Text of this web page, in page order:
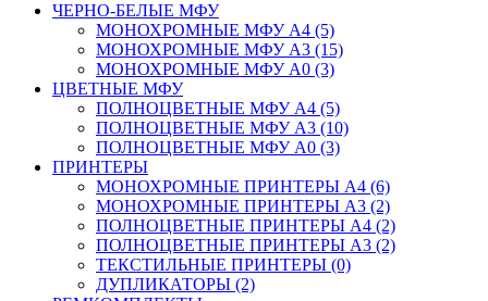
ЧЕРНО-БЕЛЫЕ МФУ
МОНОХРОМНЫЕ МФУ А4 (5)
МОНОХРОМНЫЕ МФУ А3 (15)
МОНОХРОМНЫЕ МФУ А0 (3)
ЦВЕТНЫЕ МФУ
ПОЛНОЦВЕТНЫЕ МФУ А4 (5)
ПОЛНОЦВЕТНЫЕ МФУ А3 (10)
ПОЛНОЦВЕТНЫЕ МФУ А0 (3)
ПРИНТЕРЫ
МОНОХРОМНЫЕ ПРИНТЕРЫ А4 (6)
МОНОХРОМНЫЕ ПРИНТЕРЫ А3 (2)
ПОЛНОЦВЕТНЫЕ ПРИНТЕРЫ А4 (2)
ПОЛНОЦВЕТНЫЕ ПРИНТЕРЫ А3 (2)
ТЕКСТИЛЬНЫЕ ПРИНТЕРЫ (0)
ДУПЛИКАТОРЫ (2)